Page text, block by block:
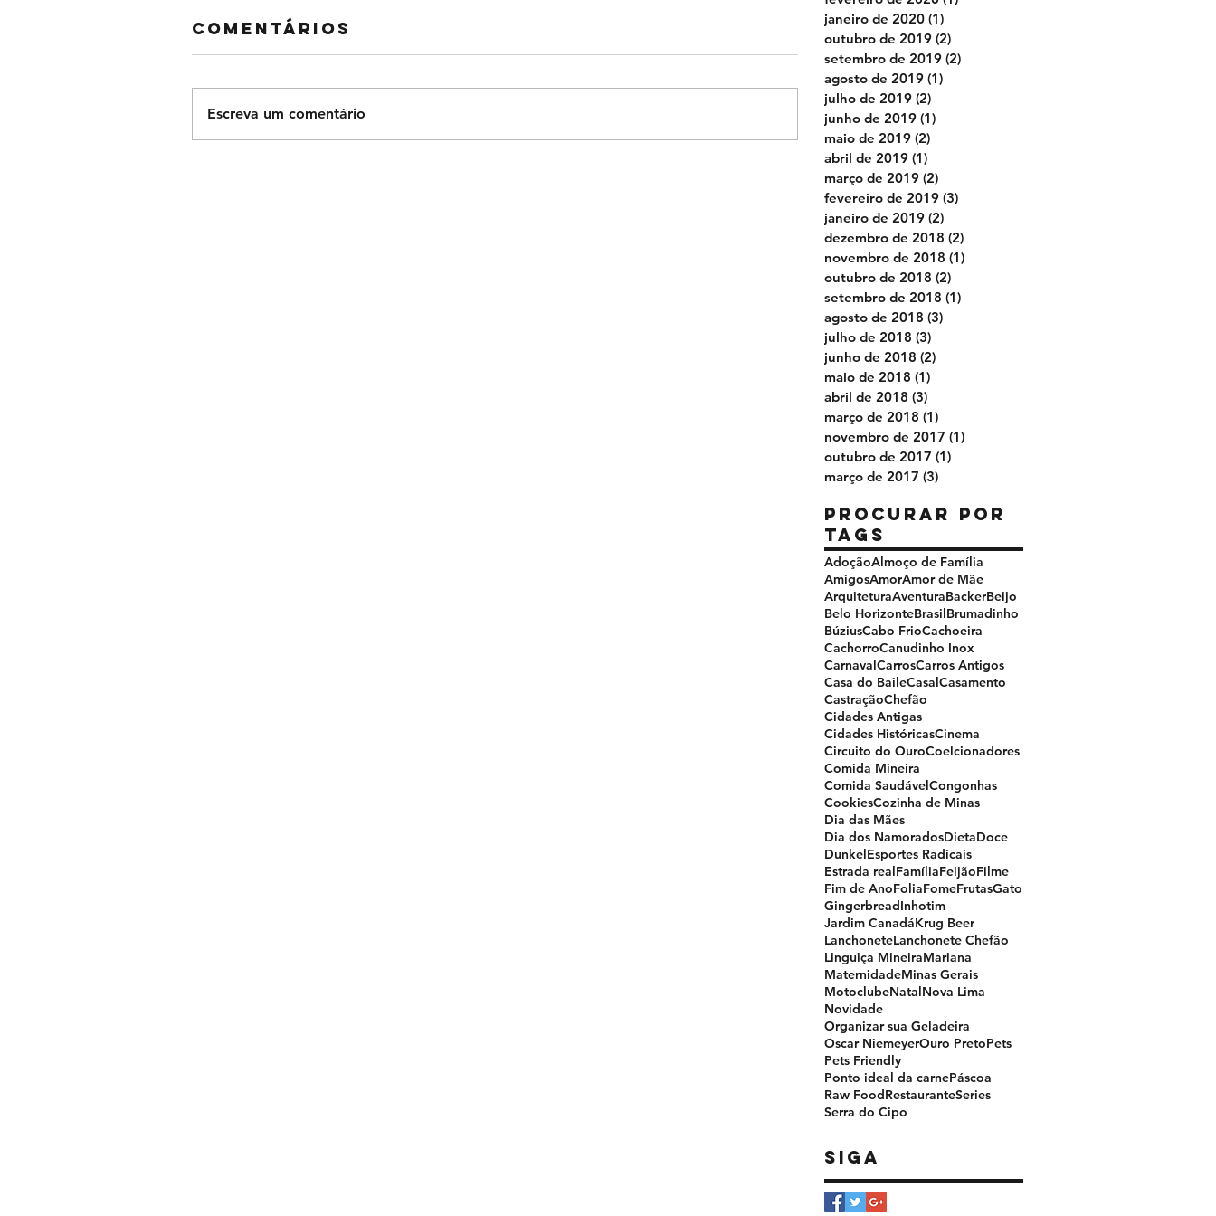
Comentários
Escreva um comentário
janeiro de 2020 (1)
outubro de 2019 (2)
setembro de 2019 (2)
agosto de 2019 (1)
julho de 2019 (2)
junho de 2019 (1)
maio de 2019 (2)
abril de 2019 (1)
março de 2019 (2)
fevereiro de 2019 (3)
janeiro de 2019 (2)
dezembro de 2018 (2)
novembro de 2018 (1)
outubro de 2018 (2)
setembro de 2018 (1)
agosto de 2018 (3)
julho de 2018 (3)
junho de 2018 (2)
maio de 2018 (1)
abril de 2018 (3)
março de 2018 (1)
novembro de 2017 (1)
outubro de 2017 (1)
março de 2017 (3)
Procurar por
tags
AdoçãoAlmoço de Família
AmigosAmorAmor de Mãe
ArquiteturaAventuraBackerBeijo
Belo HorizonteBrasilBrumadinho
BúziusCabo FrioCachoeira
CachorroCanudinho Inox
CarnavalCarrosCarros Antigos
Casa do BaileCasalCasamento
CastraçãoChefão
Cidades Antigas
Cidades HistóricasCinema
Circuito do OuroCoelcionadores
Comida Mineira
Comida SaudávelCongonhas
CookiesCozinha de Minas
Dia das Mães
Dia dos NamoradosDietaDoce
DunkelEsportes Radicais
Estrada realFamíliaFeijãoFilme
Fim de AnoFoliaFomeFrutasGato
GingerbreadInhotim
Jardim CanadáKrug Beer
LanchoneteLanchonete Chefão
Linguiça MineiraMariana
MaternidadeMinas Gerais
MotoclubeNatalNova Lima
Novidade
Organizar sua Geladeira
Oscar NiemeyerOuro PretoPets
Pets Friendly
Ponto ideal da carnePáscoa
Raw FoodRestauranteSeries
Serra do Cipo
Siga